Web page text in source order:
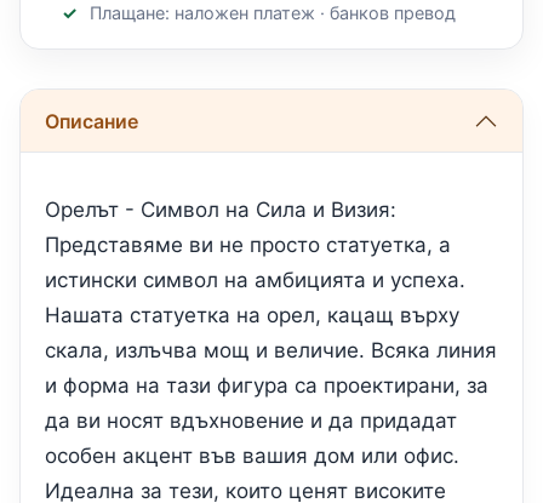
Плащане: наложен платеж · банков превод
Описание
Орелът - Символ на Сила и Визия:
Представяме ви не просто статуетка, а
истински символ на амбицията и успеха.
Нашата статуетка на орел, кацащ върху
скала, излъчва мощ и величие. Всяка линия
и форма на тази фигура са проектирани, за
да ви носят вдъхновение и да придадат
особен акцент във вашия дом или офис.
Идеална за тези, които ценят високите